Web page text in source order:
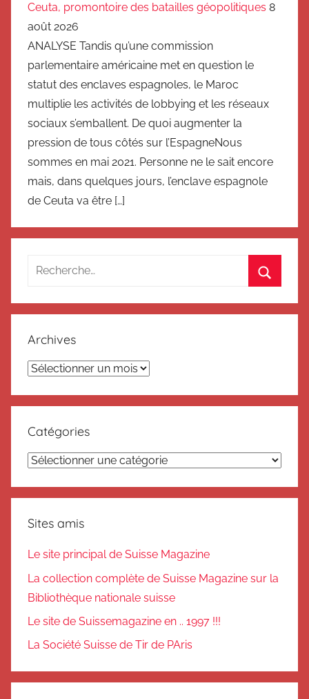
Ceuta, promontoire des batailles géopolitiques 8
août 2026
ANALYSE Tandis qu’une commission
parlementaire américaine met en question le
statut des enclaves espagnoles, le Maroc
multiplie les activités de lobbying et les réseaux
sociaux s’emballent. De quoi augmenter la
pression de tous côtés sur l’EspagneNous
sommes en mai 2021. Personne ne le sait encore
mais, dans quelques jours, l’enclave espagnole
de Ceuta va être […]
Recherche
:
Archives
Archives
Catégories
Catégories
Sites amis
Le site principal de Suisse Magazine
La collection complète de Suisse Magazine sur la
Bibliothèque nationale suisse
Le site de Suissemagazine en .. 1997 !!!
La Société Suisse de Tir de PAris